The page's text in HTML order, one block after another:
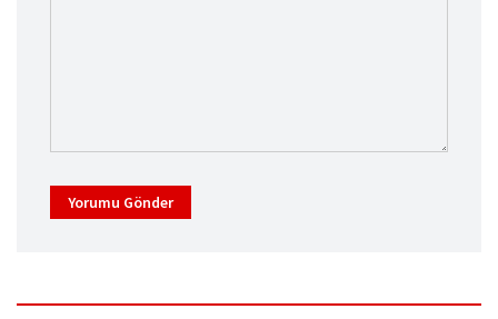
Yorumu Gönder